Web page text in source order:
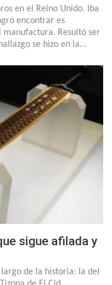
en el Reino Unido. Iba
encontrar es
manufactura. Resultó ser
se hizo en la…
sigue afilada y
largo de la historia: la del